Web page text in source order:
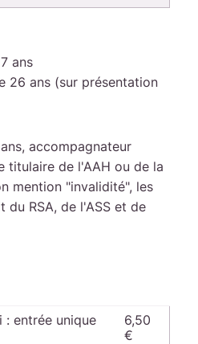
ans
26 ans (sur présentation
accompagnateur
titulaire de l'AAH ou de la
mention "invalidité", les
RSA, de l'ASS et de
: entrée unique
6,50
€